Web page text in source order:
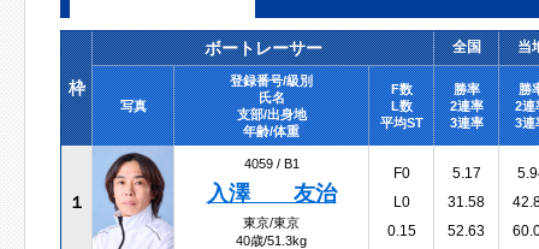
枠
ボートレーサー 全国 当
写真
登録番号/級別
氏名
支部/出身地
年齢/体重
F数
L数
平均ST
勝率
2連率
3連率
勝
2連
3連
１
4059 / B1
入澤 友治
東京/東京
40歳/51.3kg
F0
L0
0.15
5.17
31.58
52.63